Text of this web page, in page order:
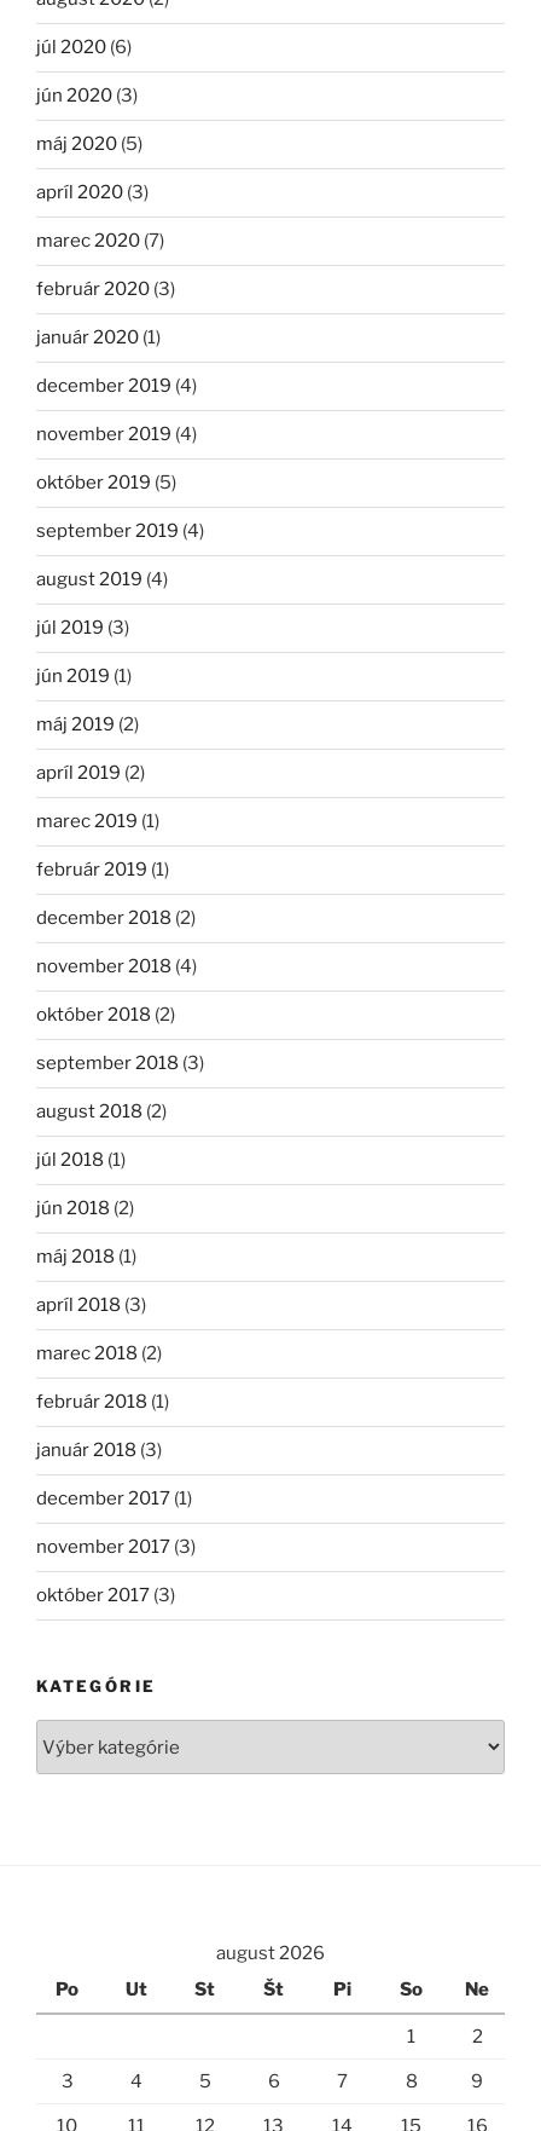
júl 2020 (6)
jún 2020 (3)
máj 2020 (5)
apríl 2020 (3)
marec 2020 (7)
február 2020 (3)
január 2020 (1)
december 2019 (4)
november 2019 (4)
október 2019 (5)
september 2019 (4)
august 2019 (4)
júl 2019 (3)
jún 2019 (1)
máj 2019 (2)
apríl 2019 (2)
marec 2019 (1)
február 2019 (1)
december 2018 (2)
november 2018 (4)
október 2018 (2)
september 2018 (3)
august 2018 (2)
júl 2018 (1)
jún 2018 (2)
máj 2018 (1)
apríl 2018 (3)
marec 2018 (2)
február 2018 (1)
január 2018 (3)
december 2017 (1)
november 2017 (3)
október 2017 (3)
KATEGÓRIE
august 2026
Po
Ut St Št Pi So Ne
1 2
3 4 5 6 7 8 9
10 11 12 13 14 15 16